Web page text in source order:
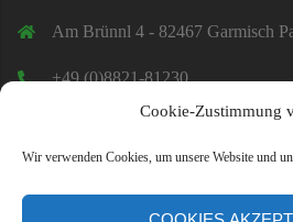
Cookie-Zustimmung
Wir verwenden Cookies, um unsere Website und
Am Brünnl 4 - 82467 Garmisch
+49 (0)8821-81230